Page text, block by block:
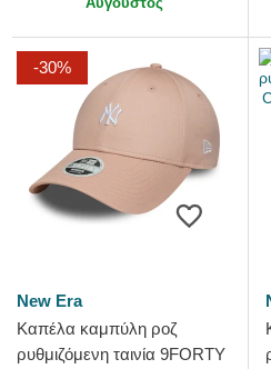
-30%
New Era
Καπέλα καμπύλη ροζ
ρυθμιζόμενη ταινία 9FORTY